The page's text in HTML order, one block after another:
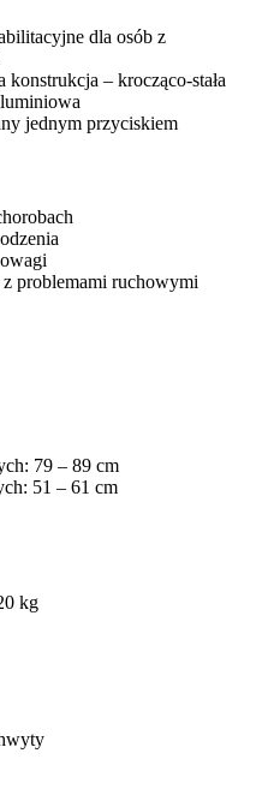
dla osób z
– krocząco-stała
jednym przyciskiem
problemami ruchowymi
79 – 89 cm
51 – 61 cm
kg